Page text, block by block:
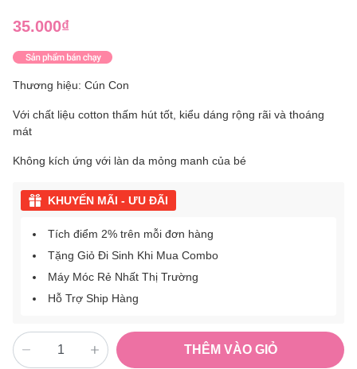
35.000₫
Thương hiệu: Cún Con
Với chất liệu cotton thấm hút tốt, kiểu dáng rộng rãi và thoáng
mát
Không kích ứng với làn da mỏng manh của bé
KHUYẾN MÃI - ƯU ĐÃI
Tích điểm 2% trên mỗi đơn hàng
Tặng Giỏ Đi Sinh Khi Mua Combo
Máy Móc Rẻ Nhất Thị Trường
Hỗ Trợ Ship Hàng
THÊM VÀO GIỎ